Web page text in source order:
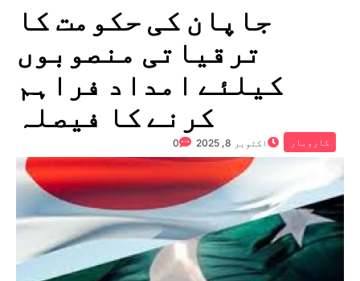
جاپان کی حکومت کا
ترقیاتی منصوبوں
کیلئے امداد فراہم
کرنے کا فیصلہ
کاروبار اکتوبر 8, 2025 0